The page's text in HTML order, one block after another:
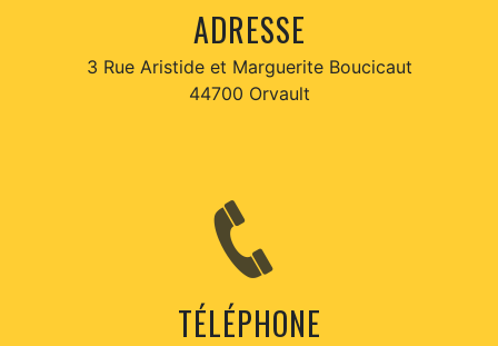
ADRESSE
3 Rue Aristide et Marguerite Boucicaut
44700 Orvault
TÉLÉPHONE